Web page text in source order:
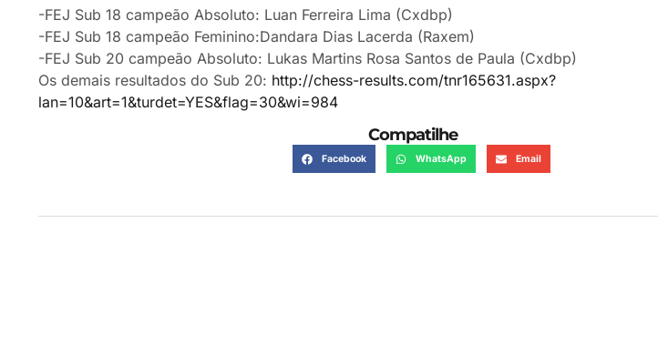
-FEJ Sub 18 campeão Absoluto: Luan Ferreira Lima (Cxdbp)
-FEJ Sub 18 campeão Feminino:Dandara Dias Lacerda (Raxem)
-FEJ Sub 20 campeão Absoluto: Lukas Martins Rosa Santos de Paula (Cxdbp)
Os demais resultados do Sub 20: http://chess-results.com/tnr165631.aspx?
lan=10&art=1&turdet=YES&flag=30&wi=984
Compatilhe
Facebook WhatsApp Email